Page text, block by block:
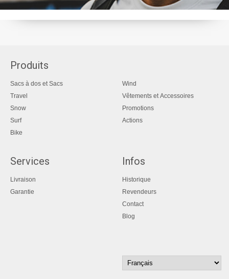
Produits
Sacs à dos et Sacs
Travel
Snow
Surf
Bike
Wind
Vêtements et Accessoires
Promotions
Actions
Services
Livraison
Garantie
Infos
Historique
Revendeurs
Contact
Blog